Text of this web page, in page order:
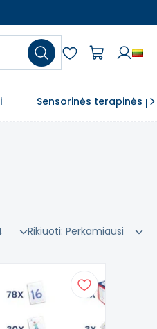
Sensorinės terapinės
Rikiuoti: Perkamiausi